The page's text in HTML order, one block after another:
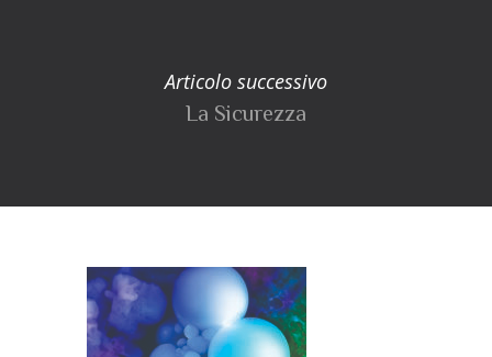
Articolo successivo
La Sicurezza